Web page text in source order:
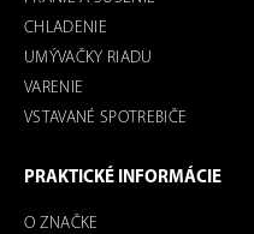
CHLADENIE
UMÝVAČKY RIADU
VARENIE
VSTAVANÉ SPOTREBIČE
PRAKTICKÉ INFORMÁCIE
O ZNAČKE